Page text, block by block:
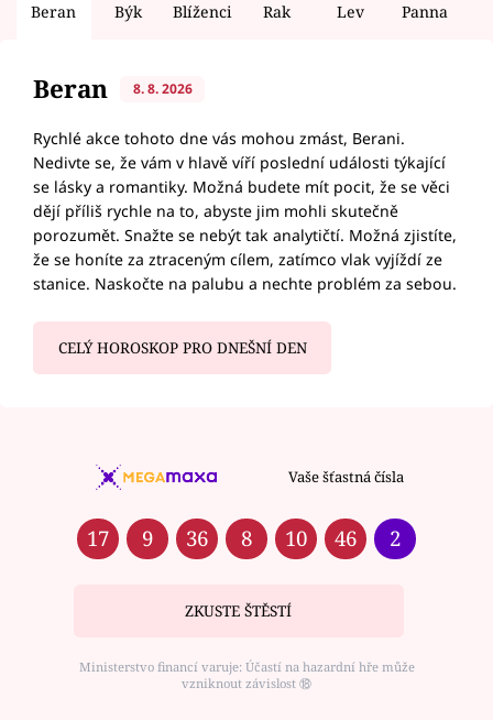
Beran Býk Blíženci Rak Lev Panna
Beran 8. 8. 2026
Rychlé akce tohoto dne vás mohou zmást, Berani.
Nedivte se, že vám v hlavě víří poslední události týkající
se lásky a romantiky. Možná budete mít pocit, že se věci
dějí příliš rychle na to, abyste jim mohli skutečně
porozumět. Snažte se nebýt tak analytičtí. Možná zjistíte,
že se honíte za ztraceným cílem, zatímco vlak vyjíždí ze
stanice. Naskočte na palubu a nechte problém za sebou.
CELÝ HOROSKOP PRO DNEŠNÍ DEN
Vaše šťastná čísla
17 9 36 8 10 46 2
ZKUSTE ŠTĚSTÍ
Ministerstvo financí varuje: Účastí na hazardní hře může
vzniknout závislost ⑱